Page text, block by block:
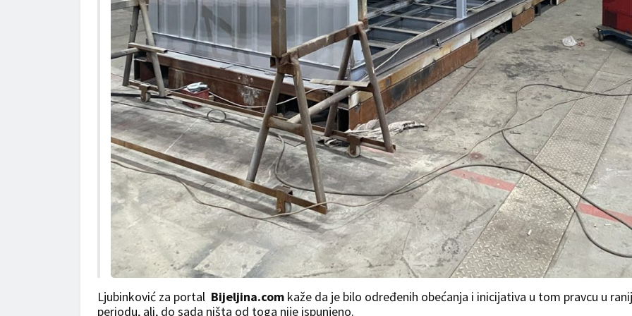
Ljubinković za portal Bijeljina.com kaže da je bilo određenih obećanja i inicijativa u tom pravcu u
periodu, ali, do sada ništa od toga nije ispunjeno.